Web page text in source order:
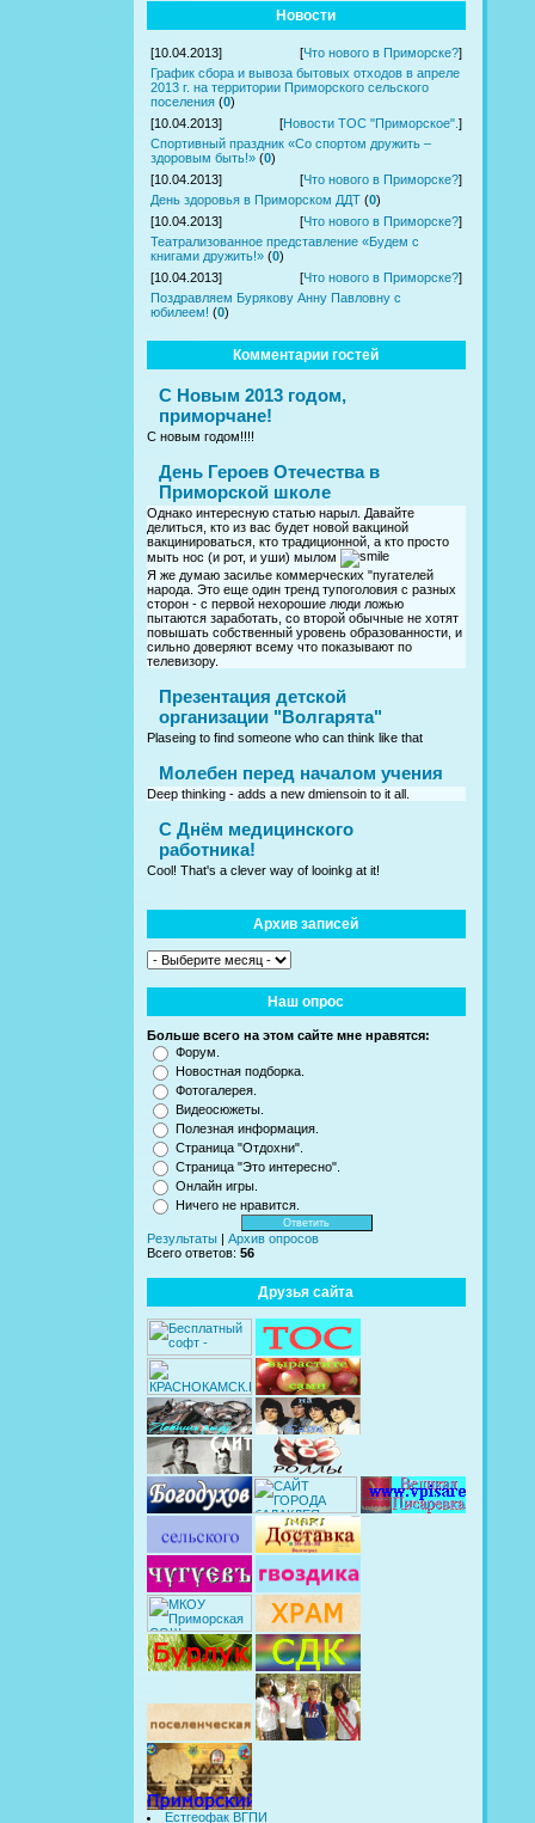
Новости
[10.04.2013] [Что нового в Приморске?]
График сбора и вывоза бытовых отходов в апреле
2013 г. на территории Приморского сельского
поселения (0)
[10.04.2013]
[Новости ТОС "Приморское". ]
Спортивный праздник «Со спортом дружить –
здоровым быть!» (0)
[10.04.2013]
[Что нового в Приморске?]
День здоровья в Приморском ДДТ (0)
[10.04.2013]
[Что нового в Приморске?]
Театрализованное представление «Будем с
книгами дружить!» (0)
[10.04.2013]
[Что нового в Приморске?]
Поздравляем Бурякову Анну Павловну с
юбилеем! (0)
Комментарии гостей
С Новым 2013 годом,
приморчане!
С новым годом!!!!
День Героев Отечества в
Приморской школе
Однако интересную статью нарыл. Давайте
делиться, кто из вас будет новой вакциной
вакцинироваться, кто традиционной, а кто просто
мыть нос (и рот, и уши) мылом
Я же думаю засилье коммерческих "пугателей
народа. Это еще один тренд тупоголовия с разных
сторон - с первой нехорошие люди ложью
пытаются заработать, со второй обычные не хотят
повышать собственный уровень образованности, и
сильно доверяют всему что показывают по
телевизору.
Презентация детской
организации "Волгарята"
Plaseing to find someone who can think like that
Молебен перед началом учения
Deep thinking - adds a new dmiensoin to it all.
C Днём медицинского
работника!
Cool! That's a clever way of looinkg at it!
Архив записей
Наш опрос
Больше всего на этом сайте мне нравятся:
Форум.
Новостная подборка.
Фотогалерея.
Видеосюжеты.
Полезная информация.
Страница "Отдохни".
Страница "Это интересно".
Онлайн игры.
Ничего не нравится.
Результаты
Архив опросов
Всего ответов: 56
Друзья сайта
Естгеофак ВГПИ